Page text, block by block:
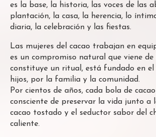
es la base, la historia, las voces de las
plantación, la casa, la herencia, lo
diaria, la celebración y las fiestas.
Las mujeres del cacao trabajan en
es un compromiso natural que viene
constituye un ritual, está fundado en
hijos, por la familia y la comunidad.
Por cientos de años, cada bola de
consciente de preservar la vida junto a
cacao tostado y el seductor sabor del
caliente.